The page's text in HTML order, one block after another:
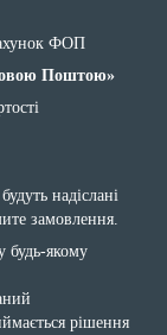
ФОП
Поштою»
надіслані
замовлення.
будь-якому
рішення